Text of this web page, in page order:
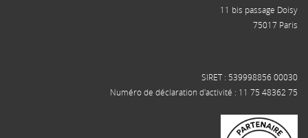
11 bis passage Doisy
75017 Paris
SIRET : 539998856 00030
Numéro de déclaration d'activité : 11 75 48362 75